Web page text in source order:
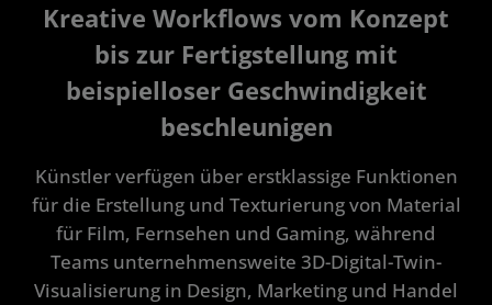
Kreative Workflows vom Konzept
bis zur Fertigstellung mit
beispielloser Geschwindigkeit
beschleunigen
Künstler verfügen über erstklassige Funktionen
für die Erstellung und Texturierung von Material
für Film, Fernsehen und Gaming, während
Teams unternehmensweite 3D-Digital-Twin-
Visualisierung in Design, Marketing und Handel